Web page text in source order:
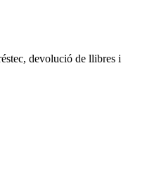
devolució de llibres i